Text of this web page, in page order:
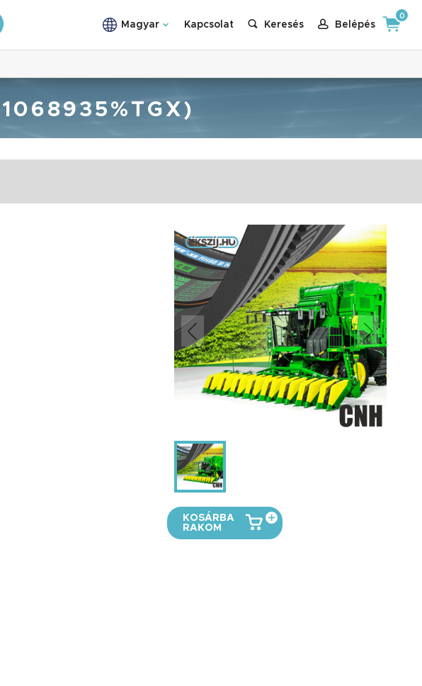
Magyar Kapcsolat Keresés Belépés
0
KOSÁRBA
RAKOM